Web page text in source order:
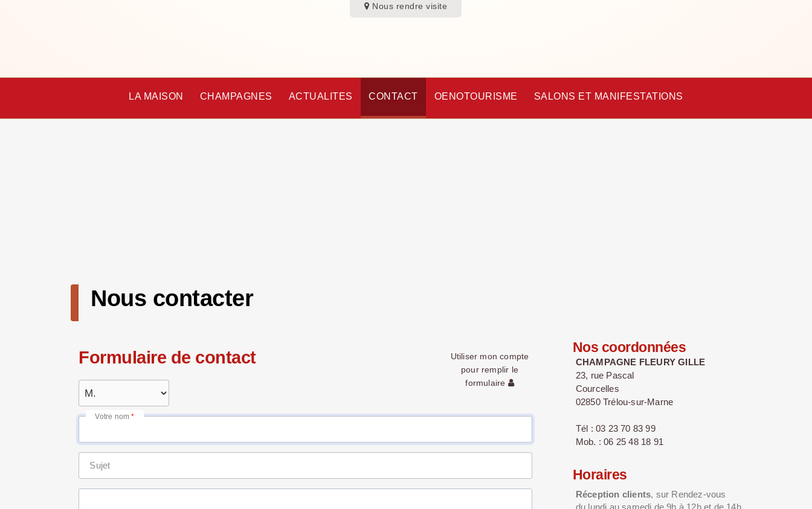
Nous rendre visite
LA MAISON CHAMPAGNES ACTUALITES CONTACT OENOTOURISME SALONS ET MANIFESTATIONS
Nous contacter
Utiliser mon compte
pour remplir le
formulaire
Formulaire de contact
Votre nom
Sujet
Nos coordonnées
CHAMPAGNE FLEURY GILLE
23, rue Pascal
Courcelles
02850 Trélou-sur-Marne
Tél : 03 23 70 83 99
Mob. : 06 25 48 18 91
Horaires
Réception clients, sur Rendez-vous
du lundi au samedi de 9h à 12h et de 14h